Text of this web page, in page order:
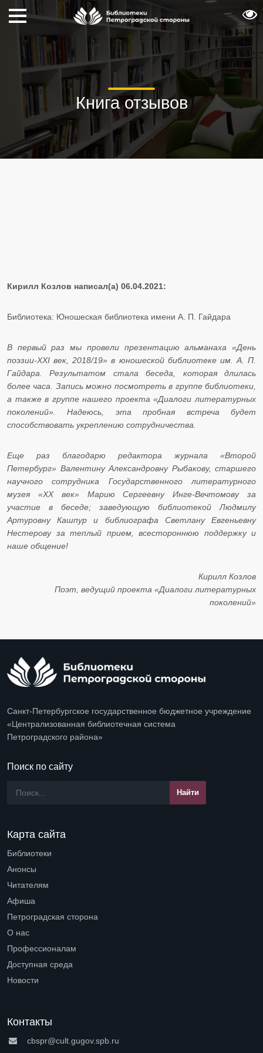
Книга отзывов
Кирилл Козлов написал(а) 06.04.2021:
Библиотека: Юношеская библиотека имени А. П. Гайдара
В первый раз мы провели презентацию альманаха «День
поэзии-XXI век, 2018/19» в юношеской библиотеке им. А. П.
Гайдара. Результатом стала беседа, которая длилась
более часа. Запись можно посмотреть в группе библиотеки,
а также в группе нашего проекта «Диалоги литературных
поколений». Надеюсь, эта пробная встреча будет
способствовать укреплению сотрудничества.
Еще раз благодарю редактора журнала «Второй
Петербург» Валентину Александровну Рыбакову, старшего
научного сотрудника Государственного литературного
музея «XX век» Марию Сергеевну Инге-Вечтомову за
участие в беседе; заведующую библиотекой Людмилу
Артуровну Кашпур и библиографа Светлану Евгеньевну
Нестерову за теплый прием, всестороннюю поддержку и
наше общение!
Кирилл Козлов
​​​​​​​Поэт, ведущий проекта «Диалоги литературных
поколений»
Санкт-Петербургское государственное бюджетное учреждение
«Централизованная библиотечная система
Петроградского района»
Поиск по сайту
Карта сайта
Библиотеки
Анонсы
Читателям
Афиша
Петроградская сторона
О нас
Профессионалам
Доступная среда
Новости
Контакты
cbspr@cult.gugov.spb.ru